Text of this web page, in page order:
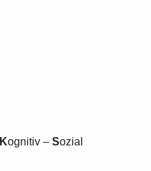
Kognitiv –Sozial